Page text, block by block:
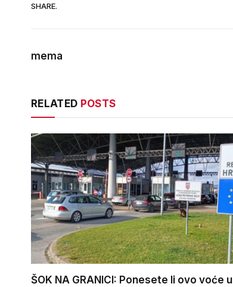
SHARE.
mema
RELATED POSTS
ŠOK NA GRANICI: Ponesete li ovo voće u